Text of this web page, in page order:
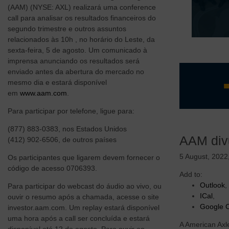
(AAM) (NYSE: AXL) realizará uma conference
call para analisar os resultados financeiros do
segundo trimestre e outros assuntos
relacionados às 10h , no horário do Leste, da
sexta-feira, 5 de agosto. Um comunicado à
imprensa anunciando os resultados será
enviado antes da abertura do mercado no
mesmo dia e estará disponível
em www.aam.com
Para participar por telefone, ligue para:
(877) 883-0383, nos Estados Unidos
(412) 902-6506, de outros países
Os participantes que ligarem devem fornecer o
código de acesso 0706393.
Para participar do webcast do áudio ao vivo, ou
ouvir o resumo após a chamada, acesse o site
investor.aam.com. Um replay estará disponível
uma hora após a call ser concluída e estará
clientes
AAM
5 August,
Add to:
Outlook
ICal
Google
A American